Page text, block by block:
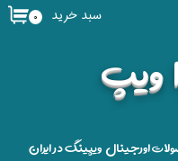
ویپ
۰ سبد خرید
اورجینال ویپینگ در ایران